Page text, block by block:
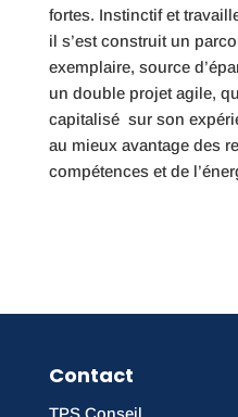
fortes. Instinctif et
il s’est construit un
exemplaire, source
un double projet agile,
capitalisé sur son
au mieux avantage des
compétences et de
Contact
TPS Conseil